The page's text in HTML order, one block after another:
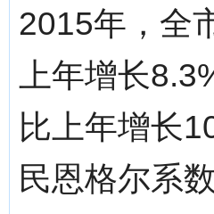
2015年，全
上年增长
比上年增长
民恩格尔系